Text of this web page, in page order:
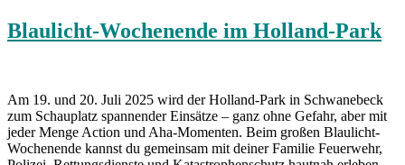
Blaulicht-Wochenende im Holland-Park
Am 19. und 20. Juli 2025 wird der Holland-Park in Schwanebeck
zum Schauplatz spannender Einsätze – ganz ohne Gefahr, aber mit
jeder Menge Action und Aha-Momenten. Beim großen Blaulicht-
Wochenende kannst du gemeinsam mit deiner Familie Feuerwehr,